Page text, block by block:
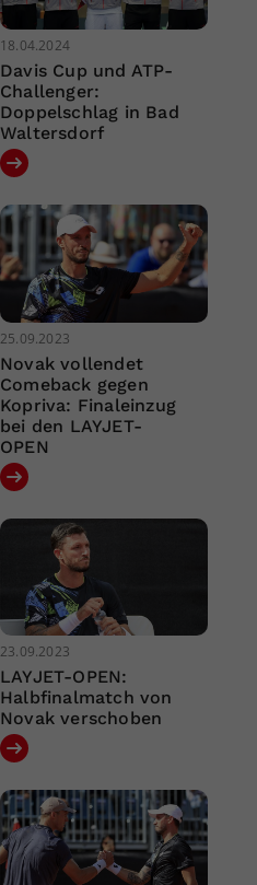
18.04.2024
Davis Cup und ATP-
Challenger:
Doppelschlag in Bad
Waltersdorf
25.09.2023
Novak vollendet
Comeback gegen
Kopriva: Finaleinzug
bei den LAYJET-
OPEN
23.09.2023
LAYJET-OPEN:
Halbfinalmatch von
Novak verschoben